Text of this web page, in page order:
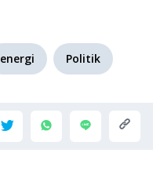
energi Politik